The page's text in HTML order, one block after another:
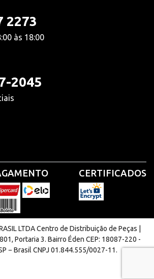
2273
às 18:00
2045
CERTIFICADOS
LTDA Centro de Distribuição de Peças |
Portaria 3. Bairro Éden CEP: 18087-220 -
− Brasil CNPJ 01.844.555/0027-11.